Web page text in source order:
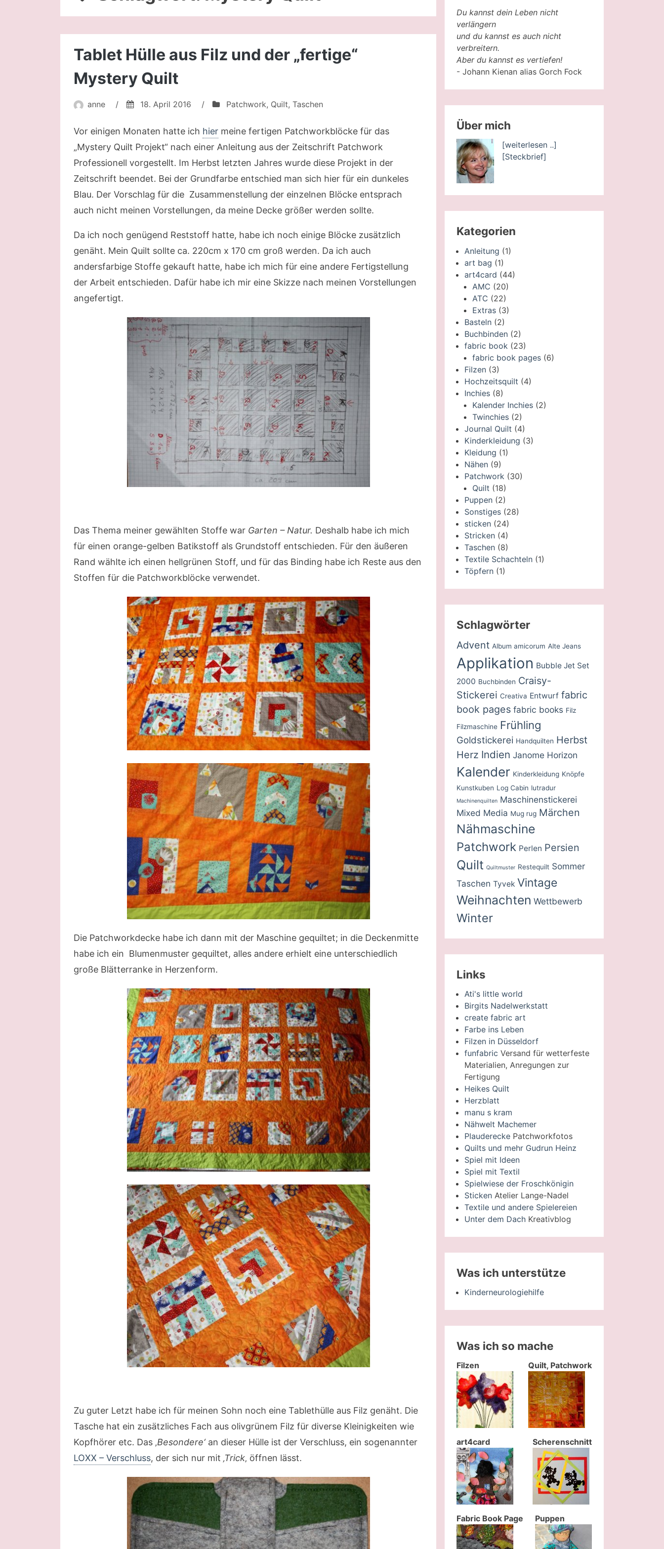
Tablet Hülle aus Filz und der „fertige“
Mystery Quilt
anne / 18. April 2016 / Patchwork, Quilt, Taschen
Vor einigen Monaten hatte ich hier meine fertigen Patchworkblöcke für das
„Mystery Quilt Projekt“ nach einer Anleitung aus der Zeitschrift Patchwork
Professionell vorgestellt. Im Herbst letzten Jahres wurde diese Projekt in der
Zeitschrift beendet. Bei der Grundfarbe entschied man sich hier für ein dunkeles
Blau. Der Vorschlag für die Zusammenstellung der einzelnen Blöcke entsprach
auch nicht meinen Vorstellungen, da meine Decke größer werden sollte.
Da ich noch genügend Reststoff hatte, habe ich noch einige Blöcke zusätzlich
genäht. Mein Quilt sollte ca. 220cm x 170 cm groß werden. Da ich auch
andersfarbige Stoffe gekauft hatte, habe ich mich für eine andere Fertigstellung
der Arbeit entschieden. Dafür habe ich mir eine Skizze nach meinen Vorstellungen
angefertigt.
Das Thema meiner gewählten Stoffe war Garten – Natur. Deshalb habe ich mich
für einen orange-gelben Batikstoff als Grundstoff entschieden. Für den äußeren
Rand wählte ich einen hellgrünen Stoff, und für das Binding habe ich Reste aus den
Stoffen für die Patchworkblöcke verwendet.
Die Patchworkdecke habe ich dann mit der Maschine gequiltet; in die Deckenmitte
habe ich ein Blumenmuster gequiltet, alles andere erhielt eine unterschiedlich
große Blätterranke in Herzenform.
Zu guter Letzt habe ich für meinen Sohn noch eine Tablethülle aus Filz genäht. Die
Tasche hat ein zusätzliches Fach aus olivgrünem Filz für diverse Kleinigkeiten wie
Kopfhörer etc. Das ‚Besondere‘ an dieser Hülle ist der Verschluss, ein sogenannter
LOXX – Verschluss, der sich nur mit ‚Trick‚ öffnen lässt.
Du kannst dein Leben nicht
verlängern
und du kannst es auch nicht
verbreitern.
Aber du kannst es vertiefen!
- Johann Kienan alias Gorch Fock
Über mich
[weiterlesen ..]
[Steckbrief]
Kategorien
Anleitung (1)
art bag (1)
art4card (44)
AMC (20)
ATC (22)
Extras (3)
Basteln (2)
Buchbinden (2)
fabric book (23)
fabric book pages (6)
Filzen (3)
Hochzeitsquilt (4)
Inchies (8)
Kalender Inchies (2)
Twinchies (2)
Journal Quilt (4)
Kinderkleidung (3)
Kleidung (1)
Nähen (9)
Patchwork (30)
Quilt (18)
Puppen (2)
Sonstiges (28)
sticken (24)
Stricken (4)
Taschen (8)
Textile Schachteln (1)
Töpfern (1)
Schlagwörter
Advent Album amicorum Alte Jeans
Applikation Bubble Jet Set
2000 Buchbinden Craisy-
Stickerei Creativa Entwurf fabric
book pages fabric books Filz
Filzmaschine Frühling
Goldstickerei Handquilten Herbst
Herz Indien Janome Horizon
Kalender Kinderkleidung Knöpfe
Kunstkuben Log Cabin lutradur
Machinenquilten Maschinenstickerei
Mixed Media Mug rug Märchen
Nähmaschine
Patchwork Perlen Persien
Quilt Quiltmuster Restequilt Sommer
Taschen Tyvek Vintage
Weihnachten Wettbewerb
Winter
Links
Ati's little world
Birgits Nadelwerkstatt
create fabric art
Farbe ins Leben
Filzen in Düsseldorf
funfabric Versand für wetterfeste
Materialien, Anregungen zur
Fertigung
Heikes Quilt
Herzblatt
manu s kram
Nähwelt Machemer
Plauderecke Patchworkfotos
Quilts und mehr Gudrun Heinz
Spiel mit Ideen
Spiel mit Textil
Spielwiese der Froschkönigin
Sticken Atelier Lange-Nadel
Textile und andere Spielereien
Unter dem Dach Kreativblog
Was ich unterstütze
Kinderneurologiehilfe
Was ich so mache
Filzen Quilt, Patchwork
art4card Scherenschnitt
Fabric Book Page Puppen